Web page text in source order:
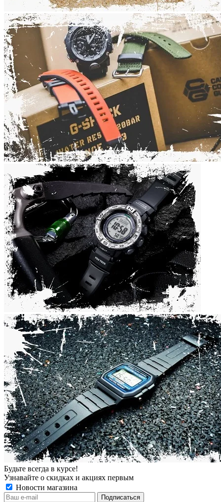
Будьте всегда в курсе!
Узнавайте о скидках и акциях первым
Новости магазина